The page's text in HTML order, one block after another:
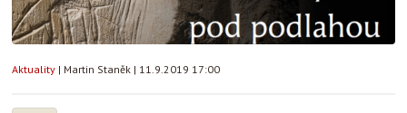
Aktuality | Martin Staněk | 11.9.2019 17:00